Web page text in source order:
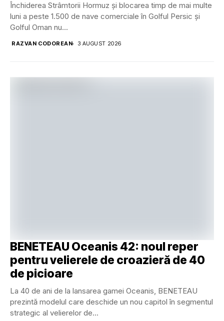
Închiderea Strâmtorii Hormuz și blocarea timp de mai multe
luni a peste 1.500 de nave comerciale în Golful Persic și
Golful Oman nu...
RAZVAN CODOREAN 3 AUGUST 2026
BENETEAU Oceanis 42: noul reper
pentru velierele de croazieră de 40
de picioare
La 40 de ani de la lansarea gamei Oceanis, BENETEAU
prezintă modelul care deschide un nou capitol în segmentul
strategic al velierelor de...